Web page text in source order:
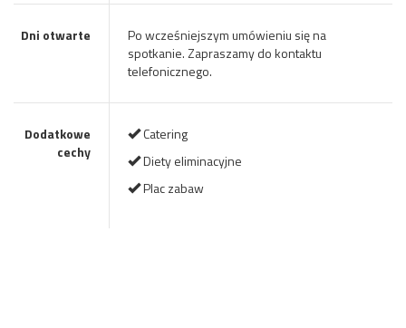
Dni otwarte
Po wcześniejszym umówieniu się na
spotkanie. Zapraszamy do kontaktu
telefonicznego.
Dodatkowe
cechy
Catering
Diety eliminacyjne
Plac zabaw